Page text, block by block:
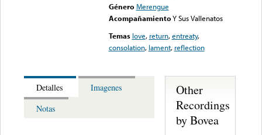
Género Merengue
AcompañamientoY Sus Vallenatos
Temas love, return,entreaty,
consolation, lament, reflection
Detalles
Imagenes
Notas
Other
Recordings
by Bovea